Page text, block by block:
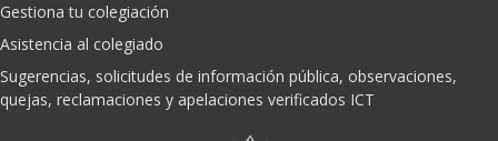
Gestiona tu colegiación
Asistencia al colegiado
Sugerencias, solicitudes de información pública, observaciones,
quejas, reclamaciones y apelaciones verificados ICT